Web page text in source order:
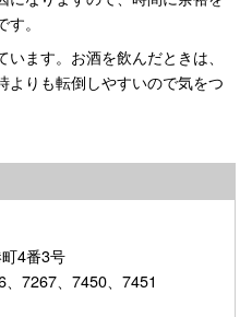
。
ます。お酒を飲んだときは、
よりも転倒しやすいので気をつ
4番3号
、7267、7450、7451